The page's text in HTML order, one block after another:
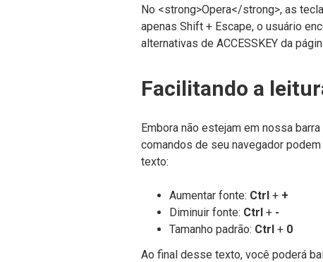
No <strong>Opera</strong>, as
apenas Shift + Escape, o usuário
alternativas de ACCESSKEY da
Facilitando a
Embora não estejam em nossa
comandos de seu navegador
texto:
Aumentar fonte: Ctrl+ +
Diminuir fonte: Ctrl+ -
Tamanho padrão: Ctrl+ 0
Ao final desse texto, você poderá